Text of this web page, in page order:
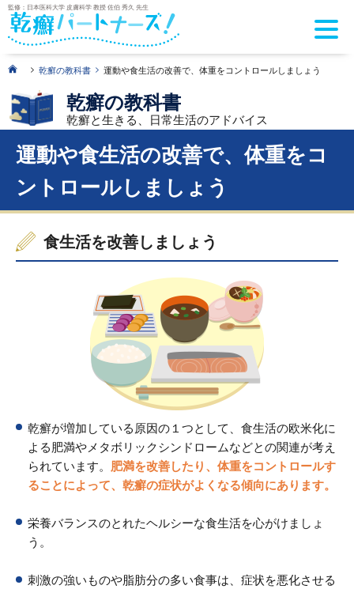
監修：日本医科大学 皮膚科学 教授 佐伯 秀久 先生
> 乾癬の教科書 > 運動や食生活の改善で、体重をコントロールしましょう
乾癬の教科書
乾癬と生きる、日常生活のアドバイス
運動や食生活の改善で、体重をコ
ントロールしましょう
食生活を改善しましょう
乾癬が増加している原因の１つとして、食生活の欧米化に
よる肥満やメタボリックシンドロームなどとの関連が考え
られています。 肥満を改善したり、体重をコントロールす
ることによって、乾癬の症状がよくなる傾向にあります。
栄養バランスのとれたヘルシーな食生活を心がけましょ
う。
刺激の強いものや脂肪分の多い食事は、症状を悪化させる